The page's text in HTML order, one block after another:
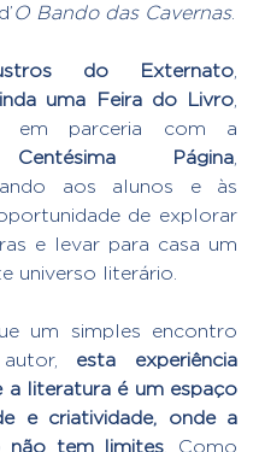
O Bando das Cavernas.
do Externato
uma Feira do Livro,
Página,
aos alunos e às
de explorar
e levar para casa um
universo literário.
um simples encontro
esta experiência
a literatura é um espaço
e criatividade, onde a
não tem limites. Como